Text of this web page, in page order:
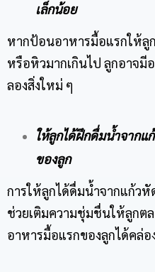
เล็กน้อย
หากป้อนอาหารมื้อแรกให้
หรือหิวมากเกินไป ลูกอาจ
ลองสิ่งใหม่ ๆ
ให้ลูกได้ฝึกดื่มน้ำจาก
ของลูก
การให้ลูกได้ดื่มน้ำจากแก้ว
ช่วยเติมความชุ่มชื่นให้ลูกต
อาหารมื้อแรกของลูกได้คล่